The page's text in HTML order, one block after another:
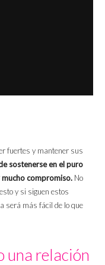
fuertes y mantener sus
sostenerse en el puro
compromiso. No
y si siguen estos
será más fácil de lo que
una relación